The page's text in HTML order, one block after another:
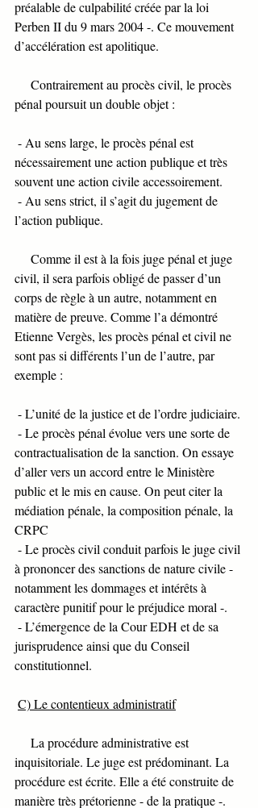
préalable de culpabilité créée par la loi
Perben II du 9 mars 2004 -. Ce mouvement
d’accélération est apolitique.
pénal poursuit un double objet :
nécessairement une action publique et très
souvent une action civile accessoirement.
l’action publique.
civil, il sera parfois obligé de passer d’un
corps de règle à un autre, notamment en
matière de preuve. Comme l’a démontré
Etienne Vergès, les procès pénal et civil ne
sont pas si différents l’un de l’autre, par
exemple :
- L’unité de la justice et de l’ordre judiciaire.
contractualisation de la sanction. On essaye
d’aller vers un accord entre le Ministère
public et le mis en cause. On peut citer la
médiation pénale, la composition pénale, la
CRPC
à prononcer des sanctions de nature civile -
notamment les dommages et intérêts à
caractère punitif pour le préjudice moral -.
jurisprudence ainsi que du Conseil
constitutionnel.
C) Le contentieux administratif
inquisitoriale. Le juge est prédominant. La
procédure est écrite. Elle a été construite de
manière très prétorienne - de la pratique -.